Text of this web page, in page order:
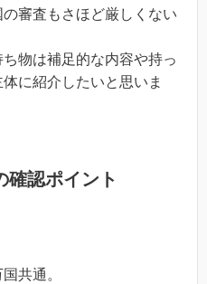
審査もさほど厳しくない
物は補足的な内容や持っ
に紹介したいと思いま
確認ポイント
共通。